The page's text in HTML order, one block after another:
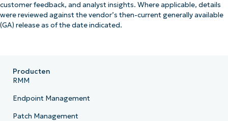
customer feedback, and analyst insights. Where applicable, details
were reviewed against the vendor’s then-current generally available
(GA) release as of the date indicated.
Producten
RMM
Endpoint Management
Patch Management